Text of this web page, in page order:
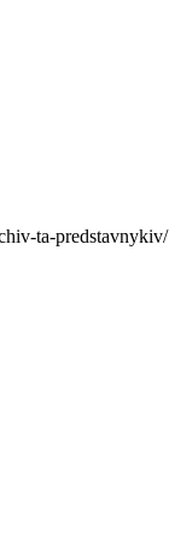
ta-predstavnykiv/